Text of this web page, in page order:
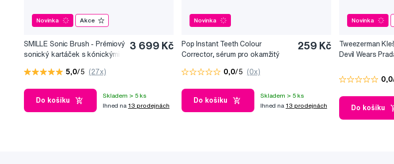
Novinka Akce
SMILLE Sonic Brush - Prémiový
sonický kartáček s kónickými
3 699 Kč
5,0/5 (27x)
Do košíku
Skladem > 5 ks
Ihned na 13 prodejnách
Novinka
Pop Instant Teeth Colour
Corrector, sérum pro okamžitý
259 Kč
0,0/5 (0x)
Do košíku
Skladem > 5 ks
Ihned na 13 prodejnách
Novinka
Tweezerman
Devil Wears
0,0
Do košíku